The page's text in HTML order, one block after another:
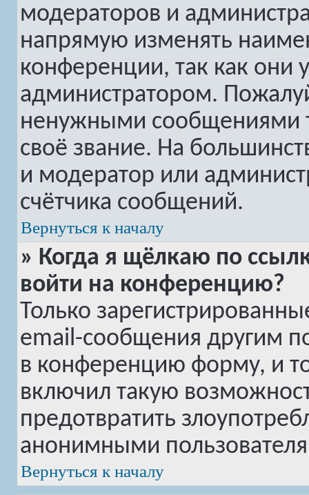
модераторов и
напрямую изменять
конференции, так как они
администратором.
ненужными сообщениями
своё звание. На
и модератор или
счётчика сообщений.
Вернуться к началу
» Когда я щёлкаю по
войти на конференцию?
Только
email-сообщения другим
в конференцию форму, и
включил такую
предотвратить
анонимными
Вернуться к началу